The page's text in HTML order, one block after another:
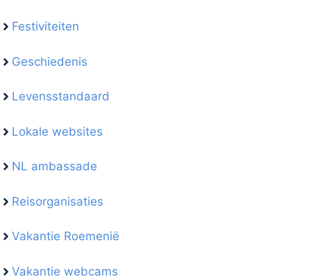
Festiviteiten
Geschiedenis
Levensstandaard
Lokale websites
NL ambassade
Reisorganisaties
Vakantie Roemenië
Vakantie webcams